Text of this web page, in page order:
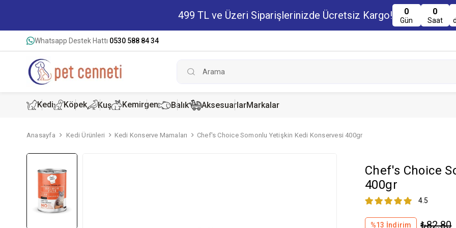
499 TL ve Üzeri Siparişlerinizde Ücretsiz Kargo! 0
Gün
0
Saat
Whatsapp Destek Hattı 0530 588 84 34
Kedi Köpek Kuş Kemirgen Balık AksesuarlarMarkalar
Anasayfa Kedi Ürünleri Kedi Konserve Mamaları Chef's Choice Somonlu Yetişkin Kedi Konservesi 400gr
Chef's Choice
400gr
4.5
%13 İndirim ₺82,80